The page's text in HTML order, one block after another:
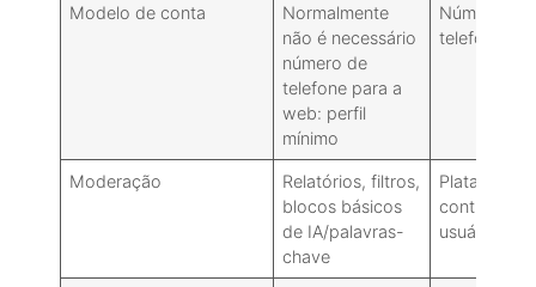
Modelo de conta
Normalmente
não é necessário
número de
telefone para a
web: perfil
mínimo
Número de
telefone
Moderação
Relatórios, filtros,
blocos básicos
de IA/palavras-
chave
Plataforma
controles
usuário